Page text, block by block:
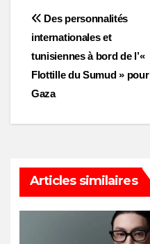
Post
navigation
Des personnalités
internationales et
tunisiennes à bord de l’«
Flottille du Sumud » pour
Gaza
Articles similaires